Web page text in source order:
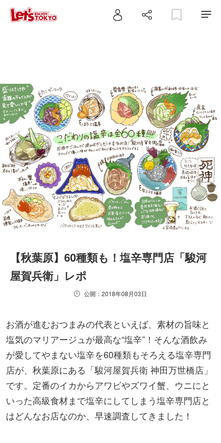
【秋葉原】60種類も！塩辛専門店「駿河
屋賀兵衛」レポ
公開：2018年08月03日
お酒が進むおつまみの代表といえば、素材の旨味と
塩気のマリアージュが最高な“塩辛”！そんな酒飲み
が愛してやまない塩辛を60種類もそろえる塩辛専門
店が、秋葉原にある「駿河屋賀兵衛 神田万世橋店」
です。定番のイカからアワビやズワイ蟹、ウニにと
いった高級食材まで塩辛にしてしまう塩辛専門店と
はどんなお店なのか、早速調査してきました！